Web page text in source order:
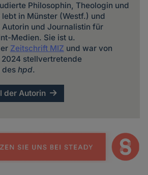
Philosophin, Theologin und
lebt in Münster (Westf.) und
und Journalistin für
Medien. Sie ist u.
Zeitschrift MIZ und war von
stellvertretende
des hpd.
der Autorin